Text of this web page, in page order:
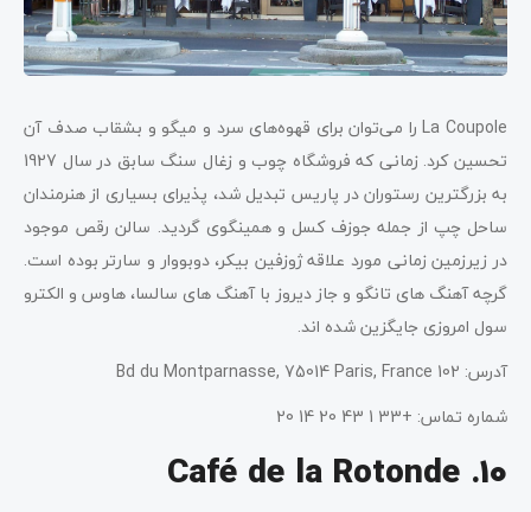
La Coupole را می‌توان برای قهوه‌های سرد و میگو و بشقاب صدف آن
تحسین کرد. زمانی که فروشگاه چوب و زغال سنگ سابق در سال 1927
به بزرگترین رستوران در پاریس تبدیل شد، پذیرای بسیاری از هنرمندان
ساحل چپ از جمله جوزف کسل و همینگوی گردید. سالن رقص موجود
در زیرزمین زمانی مورد علاقه ژوزفین بیکر، دوبووار و سارتر بوده است.
گرچه آهنگ های تانگو و جاز دیروز با آهنگ های سالسا، هاوس و الکترو
سول امروزی جایگزین شده اند.
آدرس: 102 Bd du Montparnasse, 75014 Paris, France
شماره تماس: +33 1 43 20 14 20
10. Café de la Rotonde